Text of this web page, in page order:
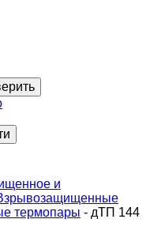
и
термопары - дТП 144